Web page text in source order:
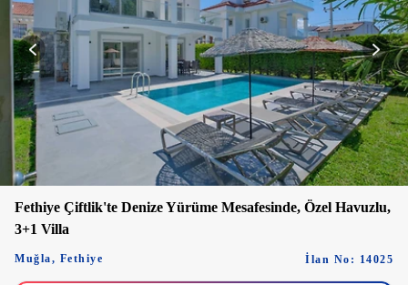
Fethiye Çiftlik'te Denize Yürüme Mesafesinde, Özel Havuzlu,
3+1 Villa
Muğla, Fethiye İlan No: 14025